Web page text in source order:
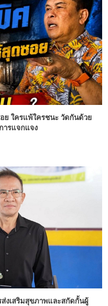
ย ใครแพ้ใครชนะ วัดกันด้วย
ารแจกแจง
งเสริมสุขภาพและสกัดกั้นผู้